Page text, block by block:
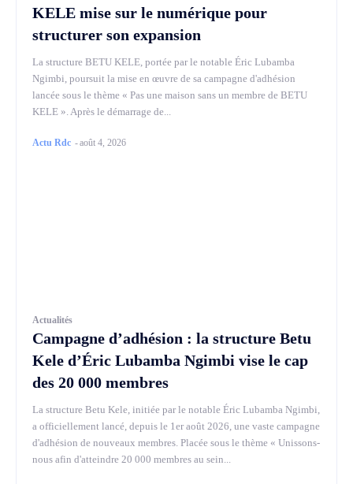
KELE mise sur le numérique pour
structurer son expansion
La structure BETU KELE, portée par le notable Éric Lubamba
Ngimbi, poursuit la mise en œuvre de sa campagne d'adhésion
lancée sous le thème « Pas une maison sans un membre de BETU
KELE ». Après le démarrage de...
Actu Rdc -août 4, 2026
Actualités
Campagne d’adhésion : la structure Betu
Kele d’Éric Lubamba Ngimbi vise le cap
des 20 000 membres
La structure Betu Kele, initiée par le notable Éric Lubamba Ngimbi,
a officiellement lancé, depuis le 1er août 2026, une vaste campagne
d'adhésion de nouveaux membres. Placée sous le thème « Unissons-
nous afin d'atteindre 20 000 membres au sein...